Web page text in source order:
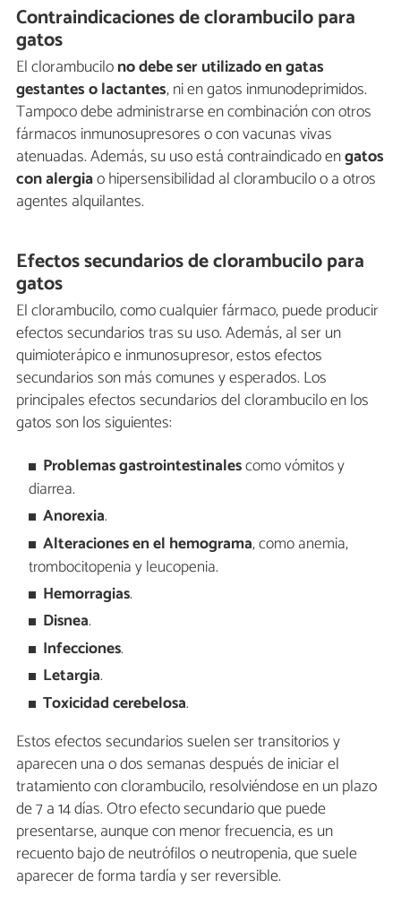
Contraindicaciones de clorambucilo para
gatos
El clorambucilono debe ser utilizado en gatas
gestantes o lactantes, ni en gatos inmunodeprimidos.
Tampoco debe administrarse en combinación con otros
fármacos inmunosupresores o con vacunas vivas
atenuadas. Además, su uso está contraindicado engatos
con alergiao hipersensibilidad al clorambucilo o a otros
agentes alquilantes.
Efectos secundarios de clorambucilo para
gatos
El clorambucilo, como cualquier fármaco, puede producir
efectos secundarios tras su uso. Además, al ser un
quimioterápico e inmunosupresor, estos efectos
secundarios son más comunes y esperados. Los
principales efectos secundarios del clorambucilo en los
gatos son los siguientes:
Problemas gastrointestinalescomo vómitos y
diarrea.
Anorexia.
Alteraciones en el hemograma, como anemia,
trombocitopenia y leucopenia.
Hemorragias.
Disnea.
Infecciones.
Letargia.
Toxicidad cerebelosa.
Estos efectos secundarios suelen ser transitorios y
aparecen una o dos semanas después de iniciar el
tratamiento con clorambucilo, resolviéndose en un plazo
de 7 a 14 días. Otro efecto secundario que puede
presentarse, aunque con menor frecuencia, es un
recuento bajo de neutrófilos o neutropenia, que suele
aparecer de forma tardía y ser reversible.